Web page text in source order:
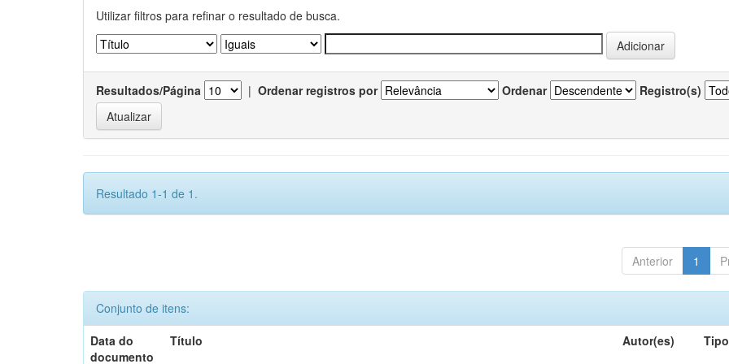
Utilizar filtros para refinar o resultado de busca.
Resultados/Página | Ordenar registros por Ordenar Registro(s)
Resultado 1-1 de 1.
Anterior 1
Conjunto de itens:
Data do
documento
Título Autor(es) Tipo